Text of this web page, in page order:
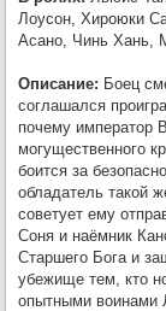
Unicorn (2011) [USA
(RG RIPS CLUB)
обойдётся лёгким
сервачках
слова совсем
7/23/2026, 5:05:32 PM
раздач нет, через
раздач больше не
Лоусон, Хироюки
Асано, Чинь Хань,
Описание: Боец
соглашался
почему император
могущественного
боится за
обладатель такой
советует ему
Соня и наёмник
Старшего Бога и
убежище тем, кто
опытными воинами